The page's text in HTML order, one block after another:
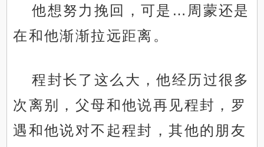
他想努力挽回，可是…周蒙还是
在和他渐渐拉远距离。
程封长了这么大，他经历过很多
次离别，父母和他说再见程封，罗
遇和他说对不起程封，其他的朋友